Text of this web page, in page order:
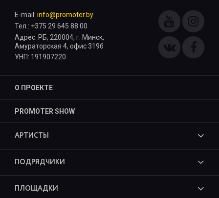
E-mail: info@promoter.by
Тел.: +375 29 645 88 00
Адрес: РБ, 220004, г. Минск,
Амураторская 4, офис 319б
УНП: 191907220
О ПРОЕКТЕ
PROMOTER SHOW
АРТИСТЫ
ПОДРЯДЧИКИ
ПЛОЩАДКИ